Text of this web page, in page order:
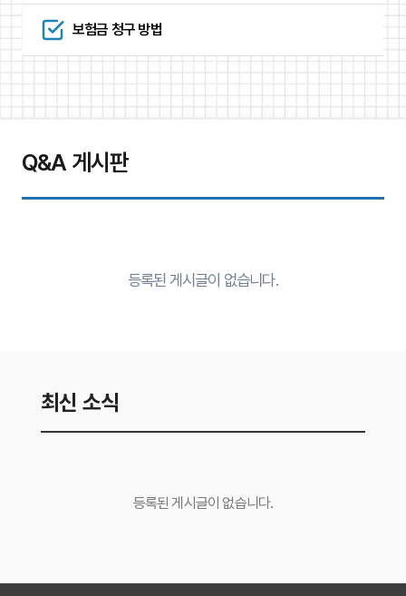
보험금 청구 방법
Q&A 게시판
등록된 게시글이 없습니다.
최신 소식
등록된 게시글이 없습니다.